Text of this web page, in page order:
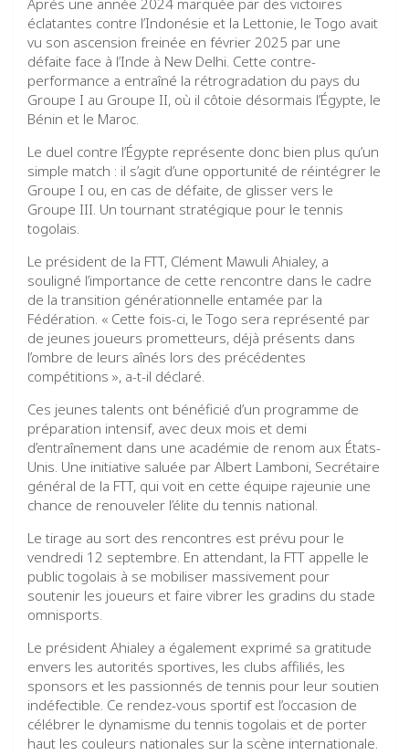
Après une année 2024 marquée par des victoires
éclatantes contre l’Indonésie et la Lettonie, le Togo avait
vu son ascension freinée en février 2025 par une
défaite face à l’Inde à New Delhi. Cette contre-
performance a entraîné la rétrogradation du pays du
Groupe I au Groupe II, où il côtoie désormais l’Égypte, le
Bénin et le Maroc.
Le duel contre l’Égypte représente donc bien plus qu’un
simple match : il s’agit d’une opportunité de réintégrer le
Groupe I ou, en cas de défaite, de glisser vers le
Groupe III. Un tournant stratégique pour le tennis
togolais.
Le président de la FTT, Clément Mawuli Ahialey, a
souligné l’importance de cette rencontre dans le cadre
de la transition générationnelle entamée par la
Fédération. « Cette fois-ci, le Togo sera représenté par
de jeunes joueurs prometteurs, déjà présents dans
l’ombre de leurs aînés lors des précédentes
compétitions », a-t-il déclaré.
Ces jeunes talents ont bénéficié d’un programme de
préparation intensif, avec deux mois et demi
d’entraînement dans une académie de renom aux États-
Unis. Une initiative saluée par Albert Lamboni, Secrétaire
général de la FTT, qui voit en cette équipe rajeunie une
chance de renouveler l’élite du tennis national.
Le tirage au sort des rencontres est prévu pour le
vendredi 12 septembre. En attendant, la FTT appelle le
public togolais à se mobiliser massivement pour
soutenir les joueurs et faire vibrer les gradins du stade
omnisports.
Le président Ahialey a également exprimé sa gratitude
envers les autorités sportives, les clubs affiliés, les
sponsors et les passionnés de tennis pour leur soutien
indéfectible. Ce rendez-vous sportif est l’occasion de
célébrer le dynamisme du tennis togolais et de porter
haut les couleurs nationales sur la scène internationale.